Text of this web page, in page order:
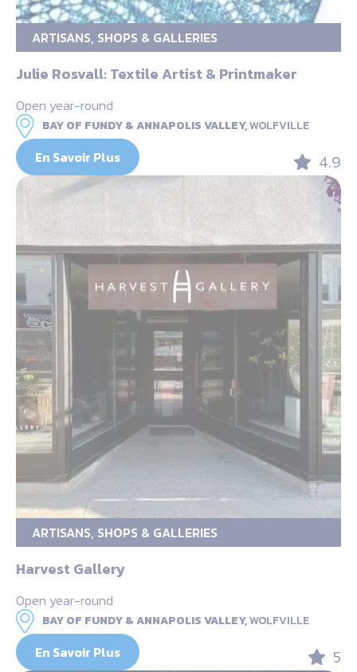
ARTISANS, SHOPS & GALLERIES
Julie Rosvall: Textile Artist & Printmaker
Open year-round
BAY OF FUNDY & ANNAPOLIS VALLEY,WOLFVILLE
En Savoir Plus 4.9
ARTISANS, SHOPS & GALLERIES
Harvest Gallery
Open year-round
BAY OF FUNDY & ANNAPOLIS VALLEY,WOLFVILLE
En Savoir Plus 5